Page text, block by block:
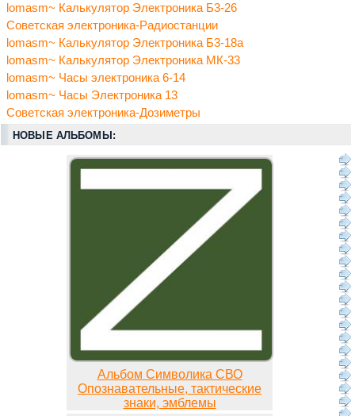
lomasm~ Калькулятор Электроника Б3-26
Советская электроника-Радиостанции
lomasm~ Калькулятор Электроника Б3-18а
lomasm~ Калькулятор Электроника МК-33
lomasm~ Часы электроника 6-14
lomasm~ Часы Электроника 13
Советская электроника-Дозиметры
НОВЫЕ АЛЬБОМЫ:
Альбом Символика СВО
Опознавательные, тактические
знаки, эмблемы